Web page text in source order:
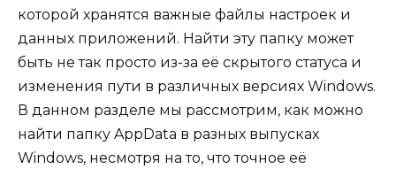
которой хранятся важные файлы настроек и
данных приложений. Найти эту папку может
быть не так просто из-за её скрытого статуса и
изменения пути в различных версиях Windows.
В данном разделе мы рассмотрим, как можно
найти папку AppData в разных выпусках
Windows, несмотря на то, что точное её